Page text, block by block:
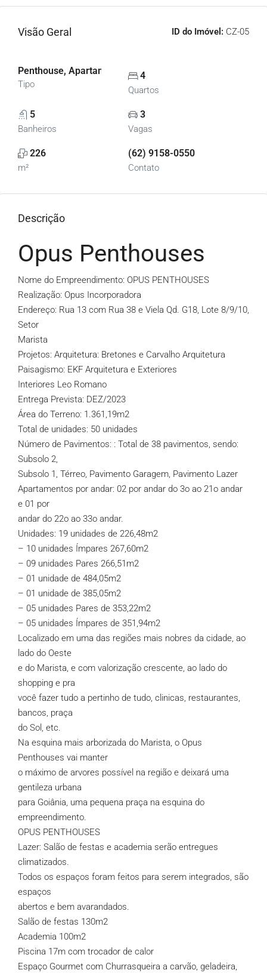
Visão Geral ID do Imóvel: CZ-05
Penthouse, Apartamentos
Tipo
4
Quartos
5
Banheiros
3
Vagas
226
m²
(62) 9158-0550
Contato
Descrição
Opus Penthouses
Nome do Empreendimento: OPUS PENTHOUSES
Realização: Opus Incorporadora
Endereço: Rua 13 com Rua 38 e Viela Qd. G18, Lote 8/9/10,
Setor
Marista
Projetos: Arquitetura: Bretones e Carvalho Arquitetura
Paisagismo: EKF Arquitetura e Exteriores
Interiores Leo Romano
Entrega Prevista: DEZ/2023
Área do Terreno: 1.361,19m2
Total de unidades: 50 unidades
Número de Pavimentos: : Total de 38 pavimentos, sendo:
Subsolo 2,
Subsolo 1, Térreo, Pavimento Garagem, Pavimento Lazer
Apartamentos por andar: 02 por andar do 3o ao 21o andar
e 01 por
andar do 22o ao 33o andar.
Unidades: 19 unidades de 226,48m2
– 10 unidades Ímpares 267,60m2
– 09 unidades Pares 266,51m2
– 01 unidade de 484,05m2
– 01 unidade de 385,05m2
– 05 unidades Pares de 353,22m2
– 05 unidades Ímpares de 351,94m2
Localizado em uma das regiões mais nobres da cidade, ao
lado do Oeste
e do Marista, e com valorização crescente, ao lado do
shopping e pra
você fazer tudo a pertinho de tudo, clinicas, restaurantes,
bancos, praça
do Sol, etc.
Na esquina mais arborizada do Marista, o Opus
Penthouses vai manter
o máximo de arvores possível na região e deixará uma
gentileza urbana
para Goiânia, uma pequena praça na esquina do
empreendimento.
OPUS PENTHOUSES
Lazer: Salão de festas e academia serão entregues
climatizados.
Todos os espaços foram feitos para serem integrados, são
espaços
abertos e bem avarandados.
Salão de festas 130m2
Academia 100m2
Piscina 17m com trocador de calor
Espaço Gourmet com Churrasqueira a carvão, geladeira,